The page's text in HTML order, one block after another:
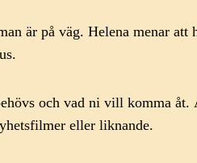
är på väg. Helena menar
och vad ni vill komma åt.
eller liknande.